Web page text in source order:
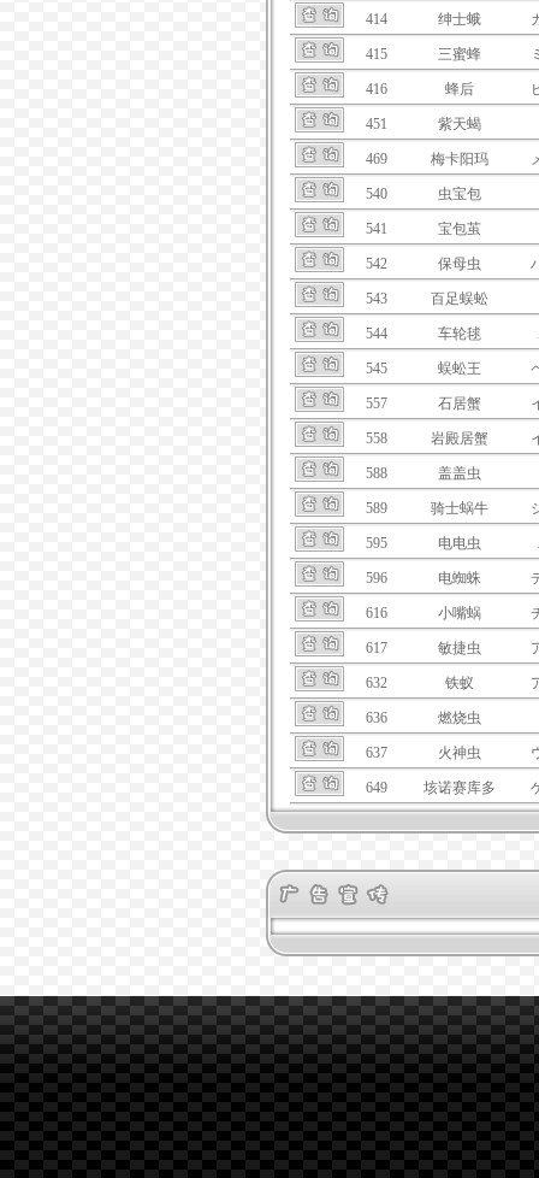
414 绅士蛾
415 三蜜蜂
416 蜂后
451 紫天蝎
469 梅卡阳玛
540 虫宝包
541 宝包茧
542 保母虫
543 百足蜈蚣
544 车轮毬
545 蜈蚣王
557 石居蟹
558 岩殿居蟹
588 盖盖虫
589 骑士蜗牛
595 电电虫
596 电蜘蛛
616 小嘴蜗
617 敏捷虫
632 铁蚁
636 燃烧虫
637 火神虫
649 垓诺赛库多